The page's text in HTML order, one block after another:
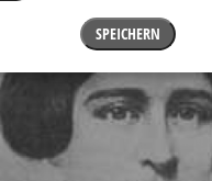
SPEICHERN